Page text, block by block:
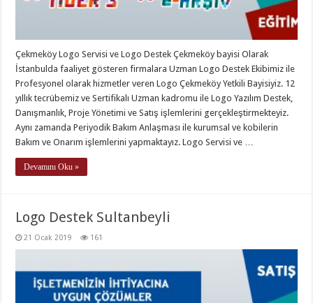
Çekmeköy Logo Servisi ve Logo Destek Çekmeköy bayisi Olarak
İstanbulda faaliyet gösteren firmalara Uzman Logo Destek Ekibimiz ile
Profesyonel olarak hizmetler veren Logo Çekmeköy Yetkili Bayisiyiz. 12
yıllık tecrübemiz ve Sertifikalı Uzman kadromu ile Logo Yazılım Destek,
Danışmanlık, Proje Yönetimi ve Satış işlemlerini gerçekleştirmekteyiz.
Aynı zamanda Periyodik Bakım Anlaşması ile kurumsal ve kobilerin
Bakım ve Onarım işlemlerini yapmaktayız. Logo Servisi ve …
Devamını Oku »
Logo Destek Sultanbeyli
21 Ocak 2019 161